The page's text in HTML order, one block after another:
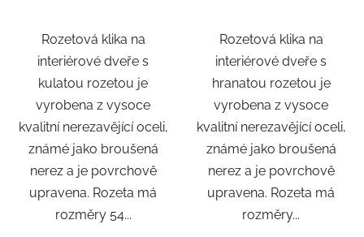
Rozetová klika na
interiérové ​​dveře s
kulatou rozetou je
vyrobena z vysoce
kvalitní nerezavějící oceli,
známé jako broušená
nerez a je povrchově
upravena. Rozeta má
rozměry 54...
Rozetová klika na
interiérové ​​dveře s
hranatou rozetou je
vyrobena z vysoce
kvalitní nerezavějící oceli,
známé jako broušená
nerez a je povrchově
upravena. Rozeta má
rozměry...